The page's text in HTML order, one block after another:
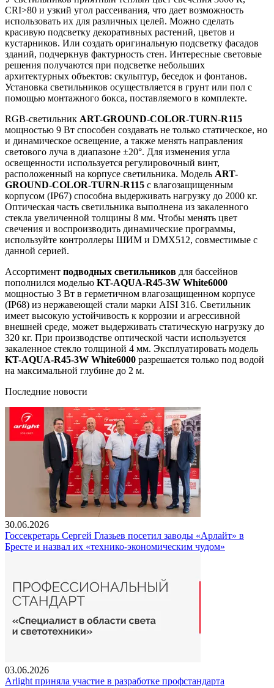
CRI>80 и узкий угол рассеивания, что дает возможность
использовать их для различных целей. Можно сделать
красивую подсветку декоративных растений, цветов и
кустарников. Или создать оригинальную подсветку фасадов
зданий, подчеркнув фактурность стен. Интересные световые
решения получаются при подсветке небольших
архитектурных объектов: скульптур, беседок и фонтанов.
Установка светильников осуществляется в грунт или пол с
помощью монтажного бокса, поставляемого в комплекте.
RGB-светильник ART-GROUND-COLOR-TURN-R115
мощностью 9 Вт способен создавать не только статическое, но
и динамическое освещение, а также менять направления
светового луча в диапазоне ±20°. Для изменения угла
освещенности используется регулировочный винт,
расположенный на корпусе светильника. Модель ART-
GROUND-COLOR-TURN-R115 с влагозащищенным
корпусом (IP67) способна выдерживать нагрузку до 2000 кг.
Оптическая часть светильника выполнена из закаленного
стекла увеличенной толщины 8 мм. Чтобы менять цвет
свечения и воспроизводить динамические программы,
используйте контроллеры ШИМ и DMX512, совместимые с
данной серией.
Ассортимент подводных светильников для бассейнов
пополнился моделью KT-AQUA-R45-3W White6000
мощностью 3 Вт в герметичном влагозащищенном корпусе
(IP68) из нержавеющей стали марки AISI 316. Светильник
имеет высокую устойчивость к коррозии и агрессивной
внешней среде, может выдерживать статическую нагрузку до
320 кг. При производстве оптической части используется
закаленное стекло толщиной 4 мм. Эксплуатировать модель
KT-AQUA-R45-3W White6000 разрешается только под водой
на максимальной глубине до 2 м.
Последние новости
30.06.2026
Госсекретарь Сергей Глазьев посетил заводы «Арлайт» в
Бресте и назвал их «технико-экономическим чудом»
03.06.2026
Arlight приняла участие в разработке профстандарта